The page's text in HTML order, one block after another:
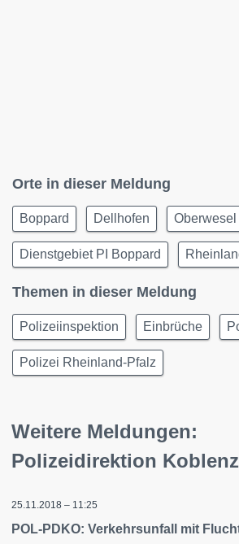
Orte in dieser Meldung
Boppard Dellhofen Oberwesel
Dienstgebiet PI Boppard
Themen in dieser Meldung
Polizeiinspektion Einbrüche
Polizei Rheinland-Pfalz
Weitere Meldungen:
Polizeidirektion Koblenz
25.11.2018 – 11:25
POL-PDKO: Verkehrsunfall mit